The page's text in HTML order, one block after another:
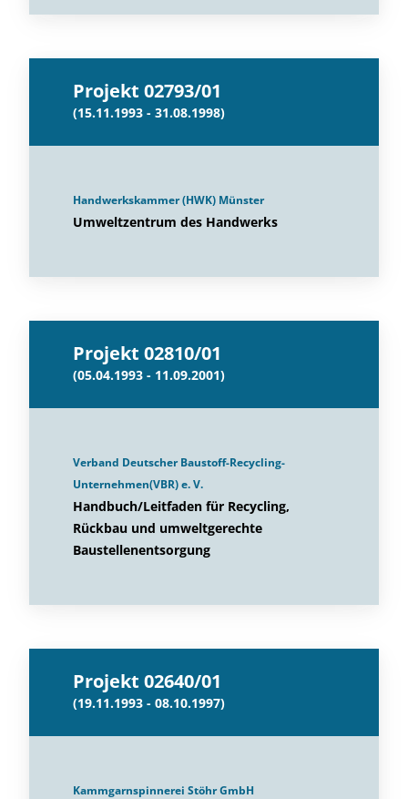
Projekt 02793/01
(15.11.1993 - 31.08.1998)
Handwerkskammer (HWK) Münster
Umweltzentrum des Handwerks
Projekt 02810/01
(05.04.1993 - 11.09.2001)
Verband Deutscher Baustoff-Recycling-
Unternehmen(VBR) e. V.
Handbuch/Leitfaden für Recycling,
Rückbau und umweltgerechte
Baustellenentsorgung
Projekt 02640/01
(19.11.1993 - 08.10.1997)
Kammgarnspinnerei Stöhr GmbH